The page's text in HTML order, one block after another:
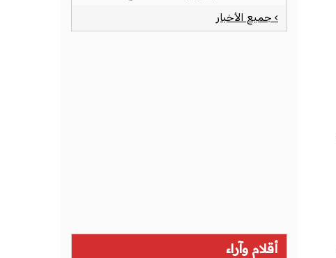
› جميع الأخبار
أقلام وآراء